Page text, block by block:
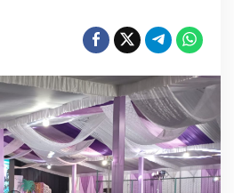
a
m
a
d
a
n
P